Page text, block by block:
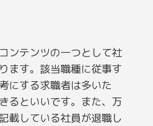
ンテンツの一つとして社
ます。該当職種に従事す
にする求職者は多いた
るといいです。また、万
載している社員が退職し